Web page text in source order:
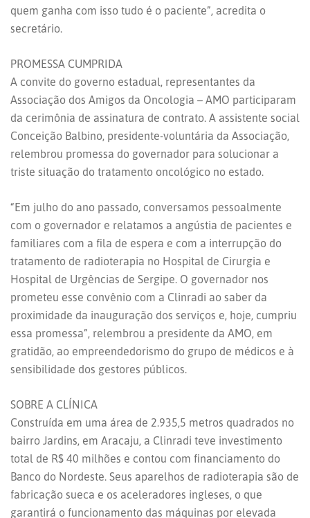
quem ganha com isso tudo é o paciente”, acredita o
secretário.
PROMESSA CUMPRIDA
A convite do governo estadual, representantes da
Associação dos Amigos da Oncologia – AMO participaram
da cerimônia de assinatura de contrato. A assistente social
Conceição Balbino, presidente-voluntária da Associação,
relembrou promessa do governador para solucionar a
triste situação do tratamento oncológico no estado.
“Em julho do ano passado, conversamos pessoalmente
com o governador e relatamos a angústia de pacientes e
familiares com a fila de espera e com a interrupção do
tratamento de radioterapia no Hospital de Cirurgia e
Hospital de Urgências de Sergipe. O governador nos
prometeu esse convênio com a Clinradi ao saber da
proximidade da inauguração dos serviços e, hoje, cumpriu
essa promessa”, relembrou a presidente da AMO, em
gratidão, ao empreendedorismo do grupo de médicos e à
sensibilidade dos gestores públicos.
SOBRE A CLÍNICA
Construída em uma área de 2.935,5 metros quadrados no
bairro Jardins, em Aracaju, a Clinradi teve investimento
total de R$ 40 milhões e contou com financiamento do
Banco do Nordeste. Seus aparelhos de radioterapia são de
fabricação sueca e os aceleradores ingleses, o que
garantirá o funcionamento das máquinas por elevada